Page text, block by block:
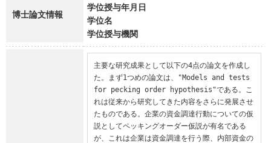
博士論文情報
学位授与年月日
学位名
学位授与機関
主要な研究成果として以下の4点の論文を作成し
た。まず1つめの論文は、"Models and tests
for pecking order hypothesis"である。こ
れは従来から研究してきた内容をさらに発展させ
たものである。企業の資金調達行動についての仮
説としてペッキングオーダー仮説が有名である
が、これは企業は資金調達を行う際、内部資金の